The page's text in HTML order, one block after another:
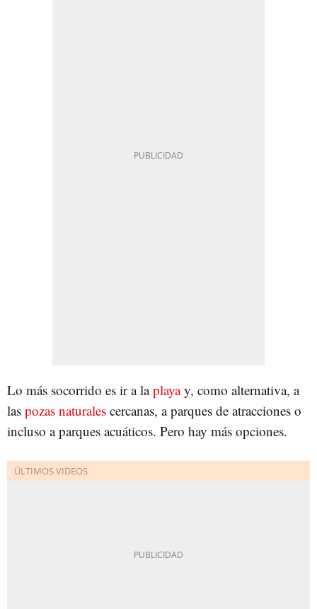
Lo más socorrido es ir a laplayay, como alternativa, a
las pozas naturales cercanas, a parques de atracciones o
incluso a parques acuáticos. Pero hay más opciones.